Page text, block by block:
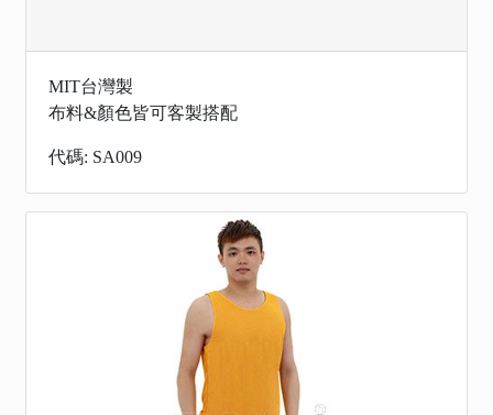
MIT台灣製
布料&顏色皆可客製搭配
代碼: SA009